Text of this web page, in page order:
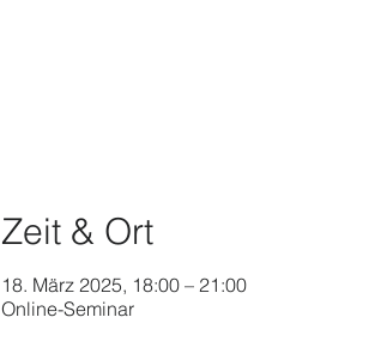
Zeit & Ort
18. März 2025, 18:00 – 21:00
Online-Seminar